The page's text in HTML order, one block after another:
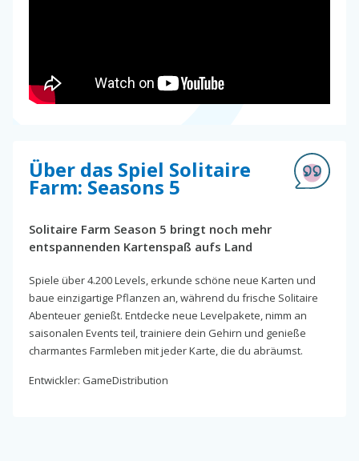
Über das Spiel Solitaire
Farm: Seasons 5
Solitaire Farm Season 5 bringt noch mehr
entspannenden Kartenspaß aufs Land
Spiele über 4.200 Levels, erkunde schöne neue Karten und
baue einzigartige Pflanzen an, während du frische Solitaire
Abenteuer genießt. Entdecke neue Levelpakete, nimm an
saisonalen Events teil, trainiere dein Gehirn und genieße
charmantes Farmleben mit jeder Karte, die du abräumst.
Entwickler: GameDistribution